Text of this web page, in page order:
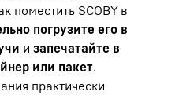
поместить SCOBY в
погрузите его в
и запечатайте в
или пакет.
практически